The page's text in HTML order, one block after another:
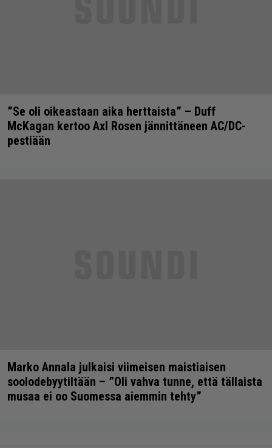
”Se oli oikeastaan aika herttaista” – Duff
McKagan kertoo Axl Rosen jännittäneen AC/DC-
pestiään
Marko Annala julkaisi viimeisen maistiaisen
soolodebyytiltään – ”Oli vahva tunne, että tällaista
musaa ei oo Suomessa aiemmin tehty”